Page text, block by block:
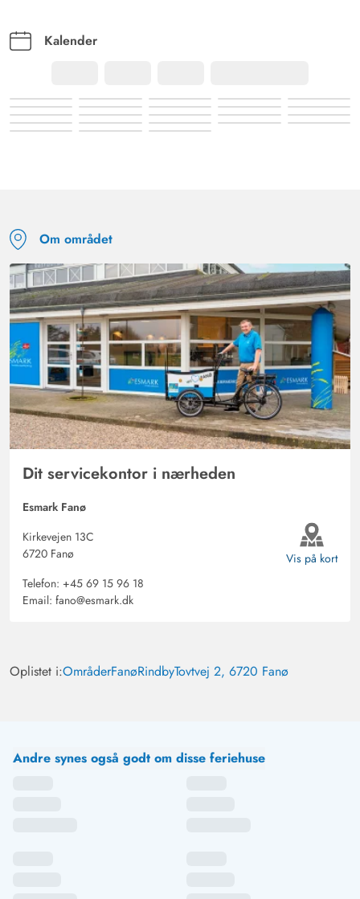
Kalender
Om området
Dit servicekontor i nærheden
Esmark Fanø
Kirkevejen 13C
6720 Fanø
Telefon: +45 69 15 96 18
Email: fano@esmark.dk
Vis på kort
Oplistet i:OmråderFanøRindbyTovtvej 2, 6720 Fanø
Andre synes også godt om disse feriehuse